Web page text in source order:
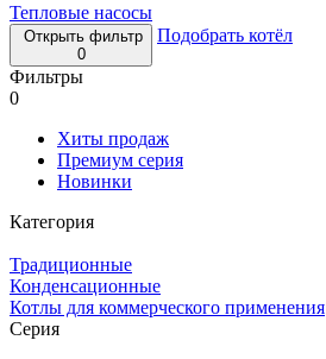
Тепловые насосы
Открыть фильтр
0
Подобрать котёл
Фильтры
0
Хиты продаж
Премиум серия
Новинки
Категория
Традиционные
Конденсационные
Котлы для коммерческого применения
Серия